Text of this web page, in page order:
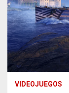
VIDEOJUEGOS